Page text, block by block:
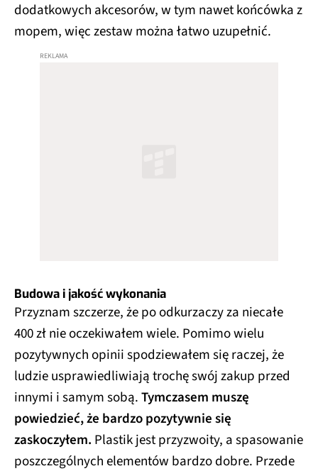
dodatkowych akcesorów, w tym nawet końcówka z
mopem, więc zestaw można łatwo uzupełnić.
Budowa i jakość wykonania
Przyznam szczerze, że po odkurzaczy za niecałe
400 zł nie oczekiwałem wiele. Pomimo wielu
pozytywnych opinii spodziewałem się raczej, że
ludzie usprawiedliwiają trochę swój zakup przed
innymi i samym sobą.Tymczasem muszę
powiedzieć, że bardzo pozytywnie się
zaskoczyłem. Plastik jest przyzwoity, a spasowanie
poszczególnych elementów bardzo dobre. Przede